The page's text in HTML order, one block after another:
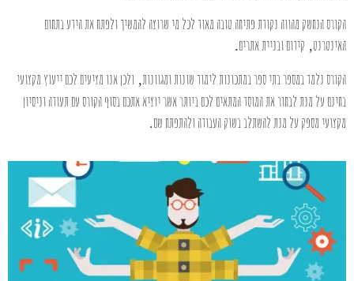
הקורס הנחשק מהווה נקודת פתיחה טובה מאוד לכל מי שרוצה להמשיך ולפתח את הידע בתחום
האינטרנט, קידום ובניית אתרים.
הקורס נלמד במספר בתי ספר במתכונות לימוד שונות ומגוונות, ולכן אנו מציעים לכם ייעוץ מקצועי
בחינם על מנת לבחור את המוסד המתאים לכם ביותר אשר יוציא אתכם בסוף הקורס עם תעודה וניסיון
מקצועי מספק על מנת להשתלב בשוק העבודה ולהתפתח שם.